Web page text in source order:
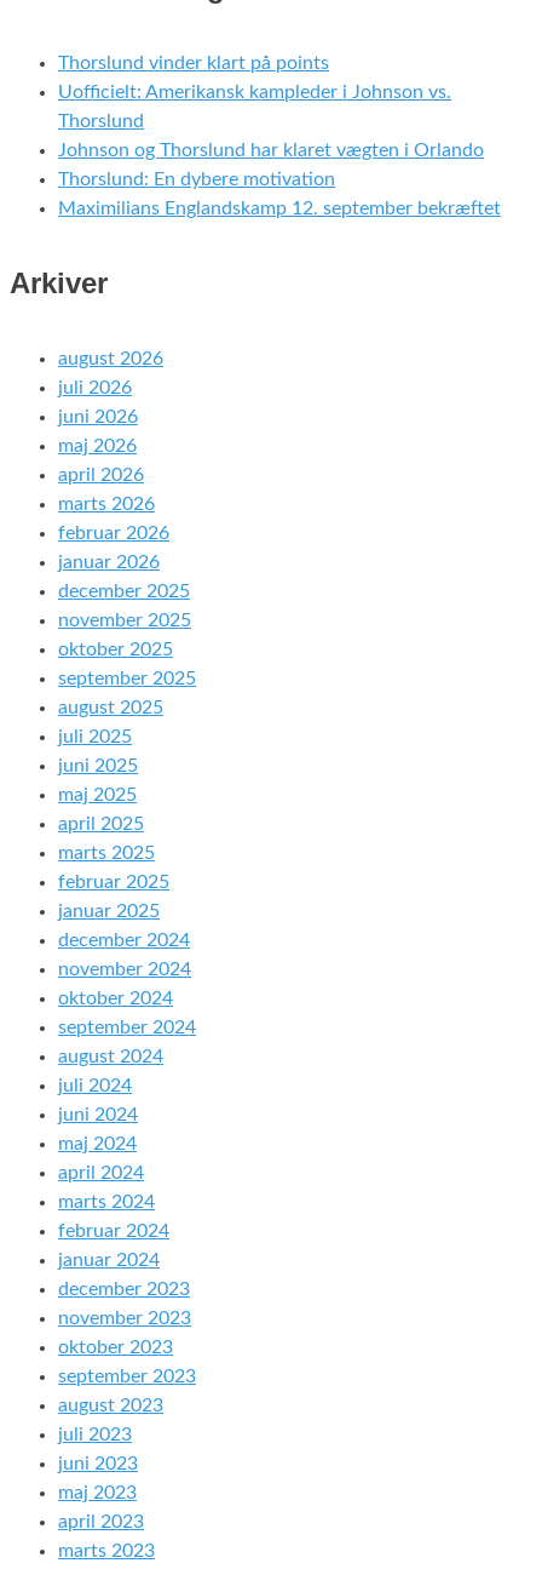
Thorslund vinder klart på points
Uofficielt: Amerikansk kampleder i Johnson vs.
Thorslund
Johnson og Thorslund har klaret vægten i Orlando
Thorslund: En dybere motivation
Maximilians Englandskamp 12. september bekræftet
Arkiver
august 2026
juli 2026
juni 2026
maj 2026
april 2026
marts 2026
februar 2026
januar 2026
december 2025
november 2025
oktober 2025
september 2025
august 2025
juli 2025
juni 2025
maj 2025
april 2025
marts 2025
februar 2025
januar 2025
december 2024
november 2024
oktober 2024
september 2024
august 2024
juli 2024
juni 2024
maj 2024
april 2024
marts 2024
februar 2024
januar 2024
december 2023
november 2023
oktober 2023
september 2023
august 2023
juli 2023
juni 2023
maj 2023
april 2023
marts 2023